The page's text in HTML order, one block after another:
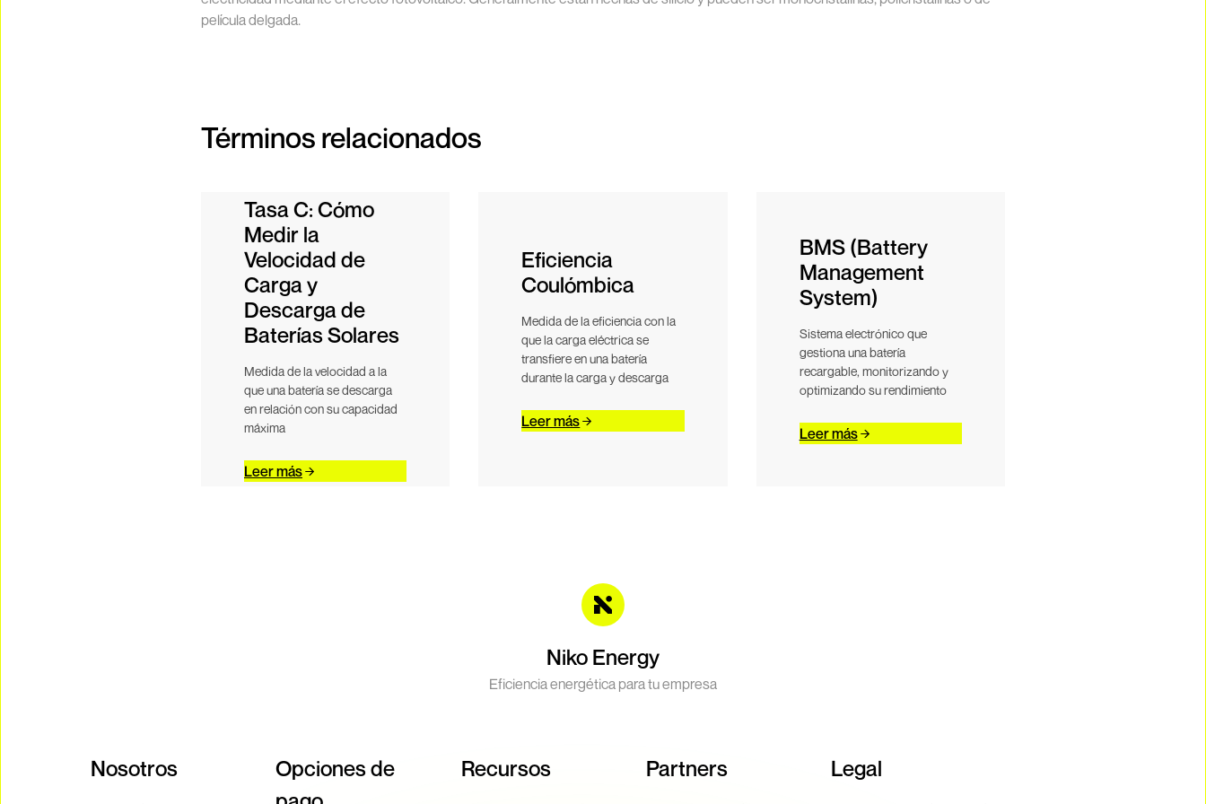
película delgada.
Términos relacionados
Tasa C: Cómo
Medir la
Velocidad de
Carga y
Descarga de
Baterías Solares
Medida de la velocidad a la
que una batería se descarga
en relación con su capacidad
máxima
Leer más
Eficiencia
Coulómbica
Medida de la eficiencia con la
que la carga eléctrica se
transfiere en una batería
durante la carga y descarga
Leer más
BMS (Battery
Management
System)
Sistema electrónico que
gestiona una batería
recargable, monitorizando y
optimizando su rendimiento
Leer más
Niko Energy
Eficiencia energética para tu empresa
Nosotros
Opciones de
Recursos Partners Legal